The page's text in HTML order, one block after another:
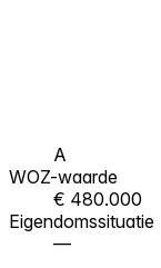
A
WOZ-waarde
€ 480.000
Eigendomssituatie
—